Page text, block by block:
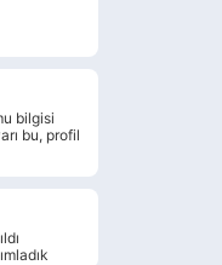
bilgisi
bu, profil